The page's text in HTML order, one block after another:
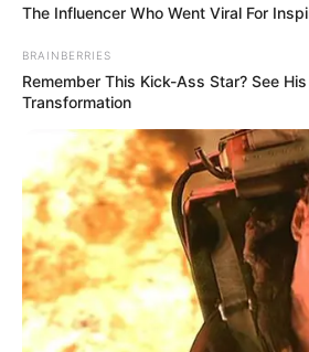
The Influencer Who Went Viral For
BRAINBERRIES
Remember This Kick-Ass Star? See
Transformation